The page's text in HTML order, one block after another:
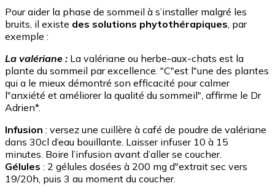
Pour aider la phase de sommeil à s’installer malgré les
bruits, il existe des solutions phytothérapiques, par
exemple :
La valériane : La valériane ou herbe-aux-chats est la
plante du sommeil par excellence. "C"est l"une des plantes
qui a le mieux démontré son efficacité pour calmer
l"anxiété et améliorer la qualité du sommeil", affirme le Dr
Adrien*.
Infusion : versez une cuillère à café de poudre de valériane
dans 30cl d’eau bouillante. Laisser infuser 10 à 15
minutes. Boire l’infusion avant d’aller se coucher.
Gélules : 2 gélules dosées à 200 mg d"extrait sec vers
19/20h, puis 3 au moment du coucher.